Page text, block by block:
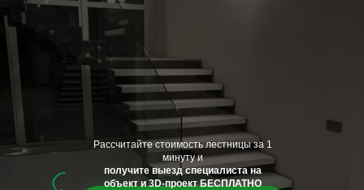
Рассчитайте стоимость лестницы за 1
минуту и
получите выезд специалиста на
объект и 3D-проект БЕСПЛАТНО